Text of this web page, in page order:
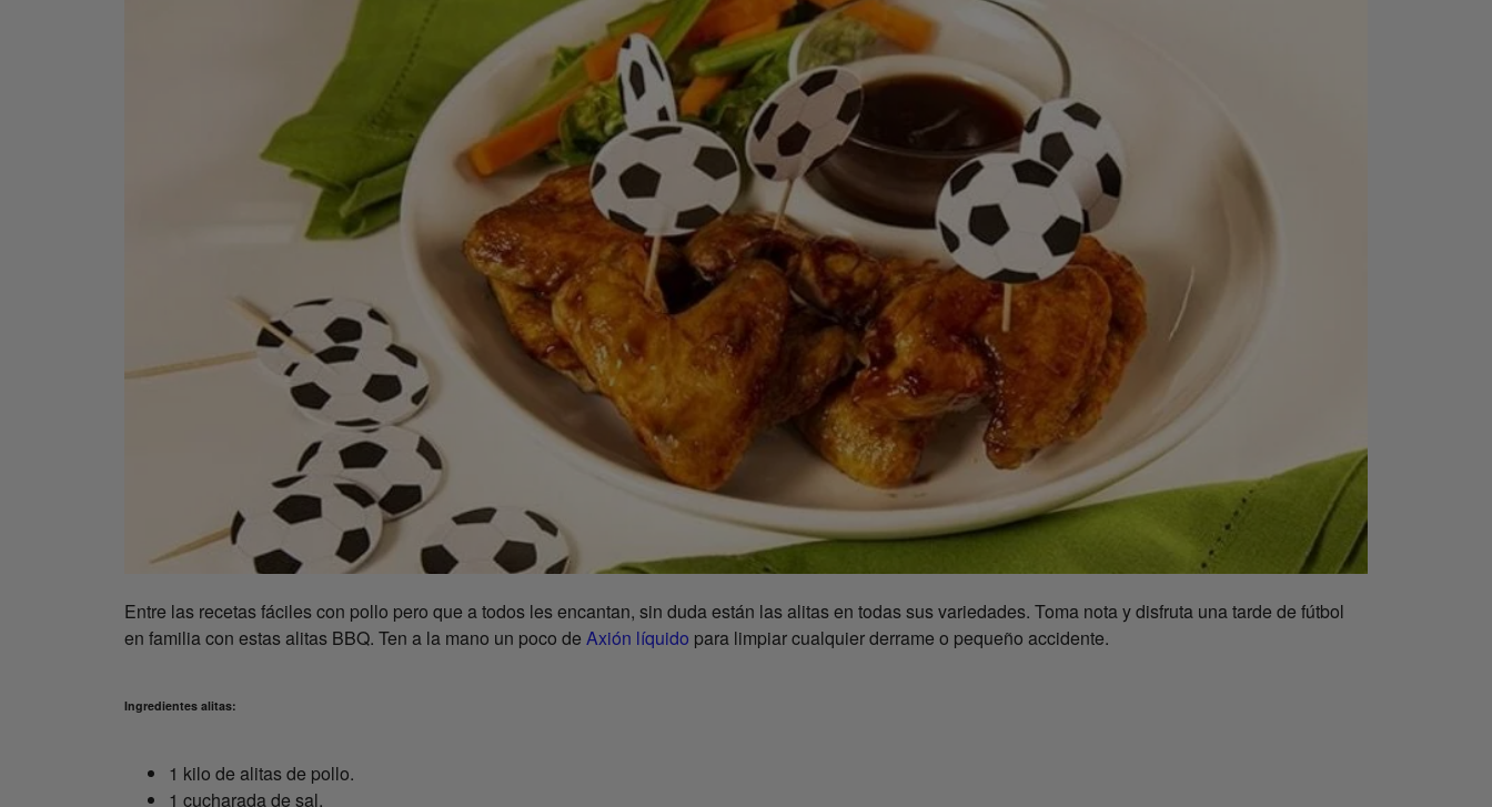
Entre las recetas fáciles con pollo pero que a todos les encantan, sin duda están las alitas en todas sus variedades. Toma nota y disfruta una tarde de fútbol
en familia con estas alitas BBQ. Ten a la mano un poco de Axión líquido para limpiar cualquier derrame o pequeño accidente.
Ingredientes alitas:
1 kilo de alitas de pollo.
1 cucharada de sal.